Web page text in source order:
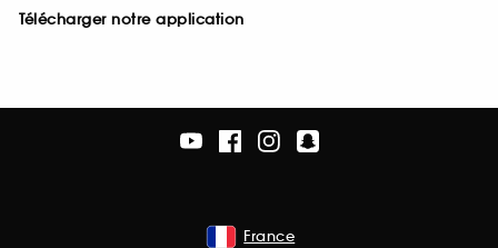
Télécharger notre application
France